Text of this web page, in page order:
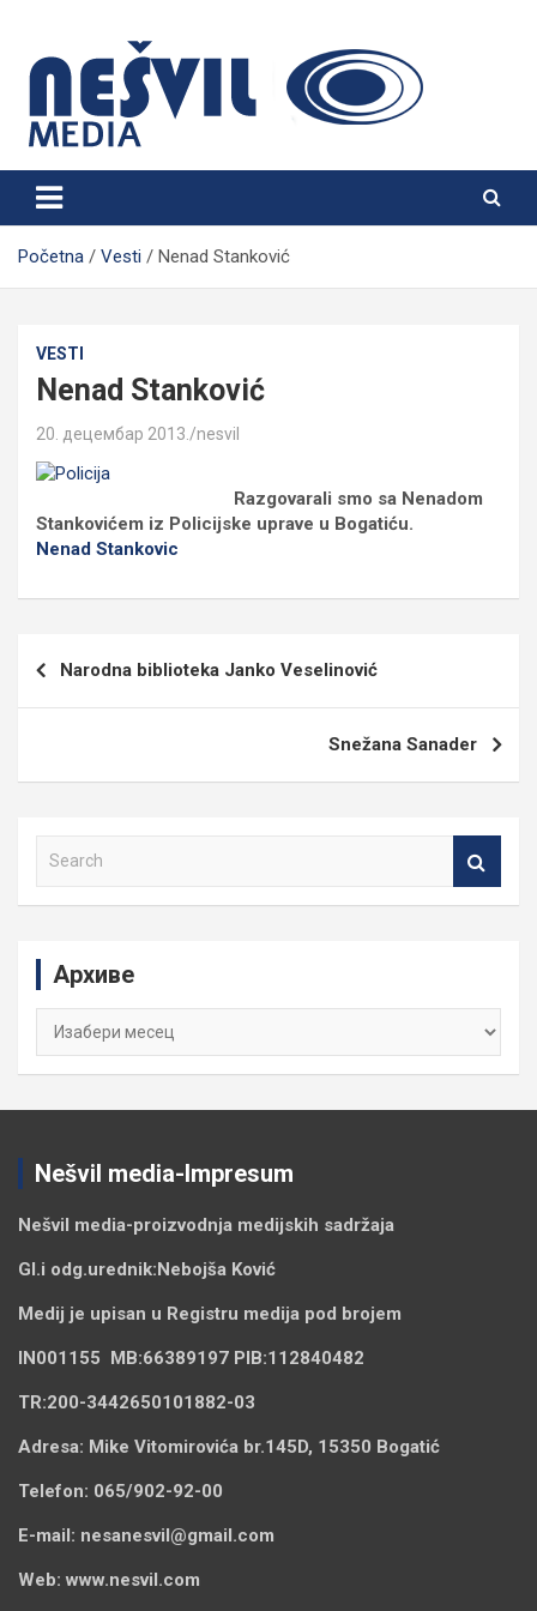
content
Nešvil Media Bogatić
Početna Vesti Nenad Stanković
VESTI
Nenad Stanković
20. децембар 2013. nesvil
Razgovarali smo sa Nenadom
Stankovićem iz Policijske uprave u Bogatiću.
Nenad Stankovic
Narodna biblioteka Janko Veselinović
Snežana Sanader
Архиве
Архиве
Nešvil media-Impresum
Nešvil media-proizvodnja medijskih sadržaja
Gl.i odg.urednik:Nebojša Ković
Medij je upisan u Registru medija pod brojem
IN001155 MB:66389197 PIB:112840482
TR:200-3442650101882-03
Adresa: Mike Vitomirovića br.145D, 15350 Bogatić
Telefon: 065/902-92-00
E-mail: nesanesvil@gmail.com
Web: www.nesvil.com